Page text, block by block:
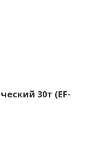
30т (EF-